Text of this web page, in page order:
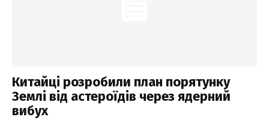
Китайці розробили план порятунку
Землі від астероїдів через ядерний
вибух